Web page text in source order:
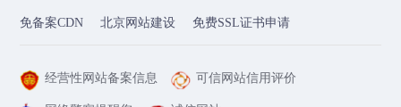
免备案CDN 北京网站建设 免费SSL证书申请
经营性网站备案信息 可信网站信用评价